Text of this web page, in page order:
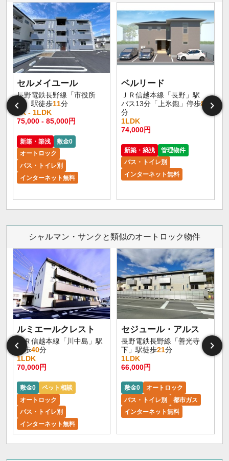
セルメイユール
長野電鉄長野線「市役所
前」駅徒歩11分
1K - 1LDK
75,000 - 85,000円
新築・築浅
敷金0
オートロック
バス・トイレ別
インターネット無料
ベルリード
ＪＲ信越本線「長野」駅
バス13分「上氷鉋」停歩8
分
1LDK
74,000円
新築・築浅
管理物件
バス・トイレ別
インターネット無料
シャルマン・サンクと類似のオートロック物件
ルミエールクレスト
ＪＲ信越本線「川中島」駅
徒歩40分
1LDK
70,000円
敷金0
ペット相談
オートロック
バス・トイレ別
インターネット無料
セジュール・アルス
長野電鉄長野線「善光寺
下」駅徒歩21分
1LDK
66,000円
敷金0
オートロック
バス・トイレ別
都市ガス
インターネット無料